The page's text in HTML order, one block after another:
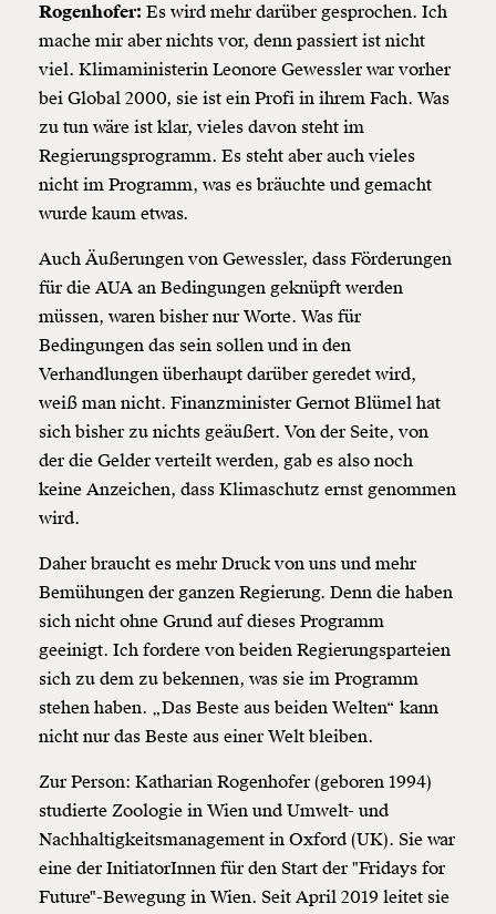
Rogenhofer: Es wird mehr darüber gesprochen. Ich
mache mir aber nichts vor, denn passiert ist nicht
viel. Klimaministerin Leonore Gewessler war vorher
bei Global 2000, sie ist ein Profi in ihrem Fach. Was
zu tun wäre ist klar, vieles davon steht im
Regierungsprogramm. Es steht aber auch vieles
nicht im Programm, was es bräuchte und gemacht
wurde kaum etwas.
Auch Äußerungen von Gewessler, dass Förderungen
für die AUA an Bedingungen geknüpft werden
müssen, waren bisher nur Worte. Was für
Bedingungen das sein sollen und in den
Verhandlungen überhaupt darüber geredet wird,
weiß man nicht. Finanzminister Gernot Blümel hat
sich bisher zu nichts geäußert. Von der Seite, von
der die Gelder verteilt werden, gab es also noch
keine Anzeichen, dass Klimaschutz ernst genommen
wird.
Daher braucht es mehr Druck von uns und mehr
Bemühungen der ganzen Regierung. Denn die haben
sich nicht ohne Grund auf dieses Programm
geeinigt. Ich fordere von beiden Regierungsparteien
sich zu dem zu bekennen, was sie im Programm
stehen haben. „Das Beste aus beiden Welten“ kann
nicht nur das Beste aus einer Welt bleiben.
Zur Person: Katharian Rogenhofer (geboren 1994)
studierte Zoologie in Wien und Umwelt- und
Nachhaltigkeitsmanagement in Oxford (UK). Sie war
eine der InitiatorInnen für den Start der "Fridays for
Future"-Bewegung in Wien. Seit April 2019 leitet sie